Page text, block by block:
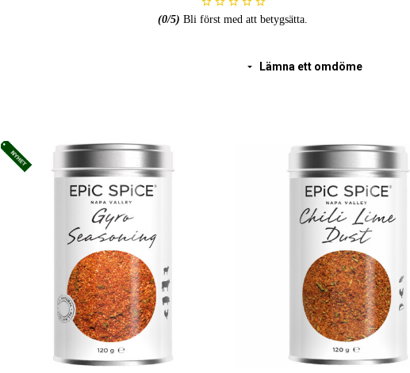
6. Tillsätt extra kokosflingor samt
7. Låt puttra på svag värme ca 15
Innehåller 100 gram.
Varje ingrediens är noga utvald
Roasted Coconut Kerala Curry från
Gurkmeja, koriander, kokos
svartpeppar, fänkål,
Förvaras torrt och svalt.
(0/5) Bli först med att betygsätta.
Lämna ett omdöme